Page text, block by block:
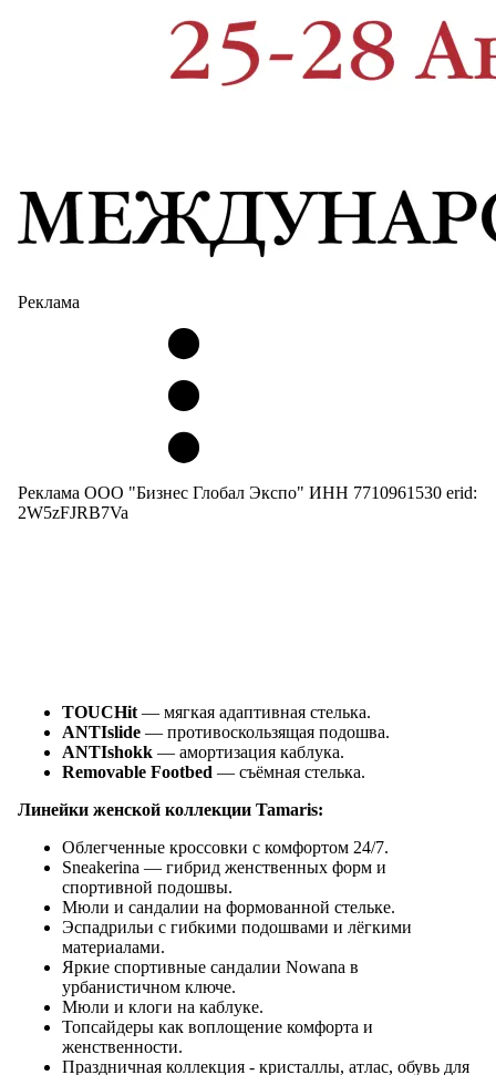
Реклама
Реклама ООО "Бизнес Глобал Экспо" ИНН 7710961530 erid:
2W5zFJRB7Va
TOUCHit — мягкая адаптивная стелька.
ANTIslide — противоскользящая подошва.
ANTIshokk — амортизация каблука.
Removable Footbed — съёмная стелька.
Линейки женской коллекции Tamaris:
Облегченные кроссовки с комфортом 24/7.
Sneakerina — гибрид женственных форм и
спортивной подошвы.
Мюли и сандалии на формованной стельке.
Эспадрильи с гибкими подошвами и лёгкими
материалами.
Яркие спортивные сандалии Nowana в
урбанистичном ключе.
Мюли и клоги на каблуке.
Топсайдеры как воплощение комфорта и
женственности.
Праздничная коллекция - кристаллы, атлас, обувь для